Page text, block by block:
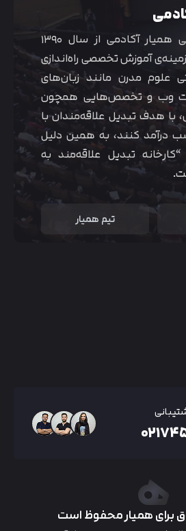
موسسه‌ی آموزشی همیار آکادمی از سال ۱۳۹۰
آموزش تخصصی راه‌اندازی
علوم مدرن مانند زبان‌های
وب و تخصص‌هایی همچون
با هدف تبدیل علاقه‌مندان با
درآمد کنند، به همین دلیل
تبدیل علاقه‌مند به
تیم همیار
برای همیار محفوظ است
شدم